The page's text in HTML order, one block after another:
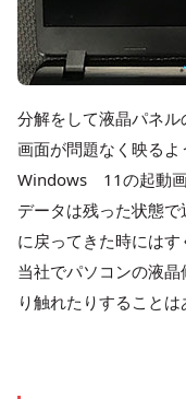
分解をして液晶パネル
画面が問題なく映るよ
Windows 11の起動画
データは残った状態
に戻ってきた時にはす
当社でパソコンの液
り触れたりすることは